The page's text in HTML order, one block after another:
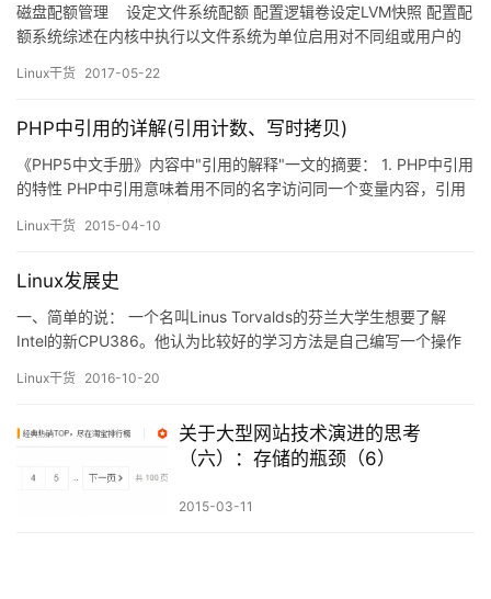
磁盘配额管理 设定文件系统配额 配置逻辑卷设定LVM快照 配置配
额系统综述在内核中执行以文件系统为单位启用对不同组或用户的
限制（hard limit）初始化分区挂载选项：usrquota, ge…
Linux干货 2017-05-22
PHP中引用的详解(引用计数、写时拷贝)
《PHP5中文手册》内容中"引用的解释"一文的摘要： 1. PHP中引用
的特性 PHP中引用意味着用不同的名字访问同一个变量内容，引用
存放的地址），是变量的另外一个别名或者映射。注意在 PHP 中，
字。最接近的比喻是 Uni…
Linux干货 2015-04-10
Linux发展史
一、简单的说： 一个名叫Linus Torvalds的芬兰大学生想要了解
Intel的新CPU386。他认为比较好的学习方法是自己编写一个操作
Minix）对于80386类机器的脆弱支持十分不满，他决定要开发出一
吸收了BSD和S…
Linux干货 2016-10-20
关于大型网站技术演进的思考
（六）：存储的瓶颈（6）
2015-03-11